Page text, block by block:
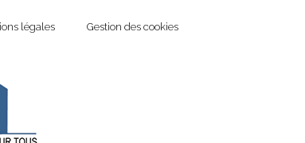
légales Gestion des cookies